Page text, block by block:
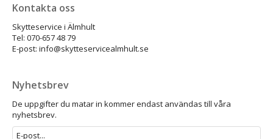
Kontakta oss
Skytteservice i Älmhult
Tel: 070-657 48 79
E-post: info@skytteservicealmhult.se
Nyhetsbrev
De uppgifter du matar in kommer endast användas till våra
nyhetsbrev.